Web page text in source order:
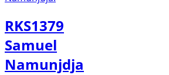
RKS1379
Samuel
Namunjdja